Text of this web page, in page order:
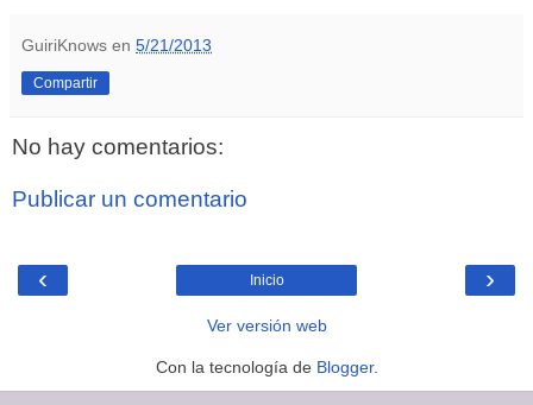
GuiriKnows en 5/21/2013
Compartir
No hay comentarios:
Publicar un comentario
‹ ›
Inicio
Ver versión web
Con la tecnología de Blogger.